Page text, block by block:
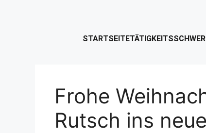
STARTSEITE
Frohe
Rutsch ins